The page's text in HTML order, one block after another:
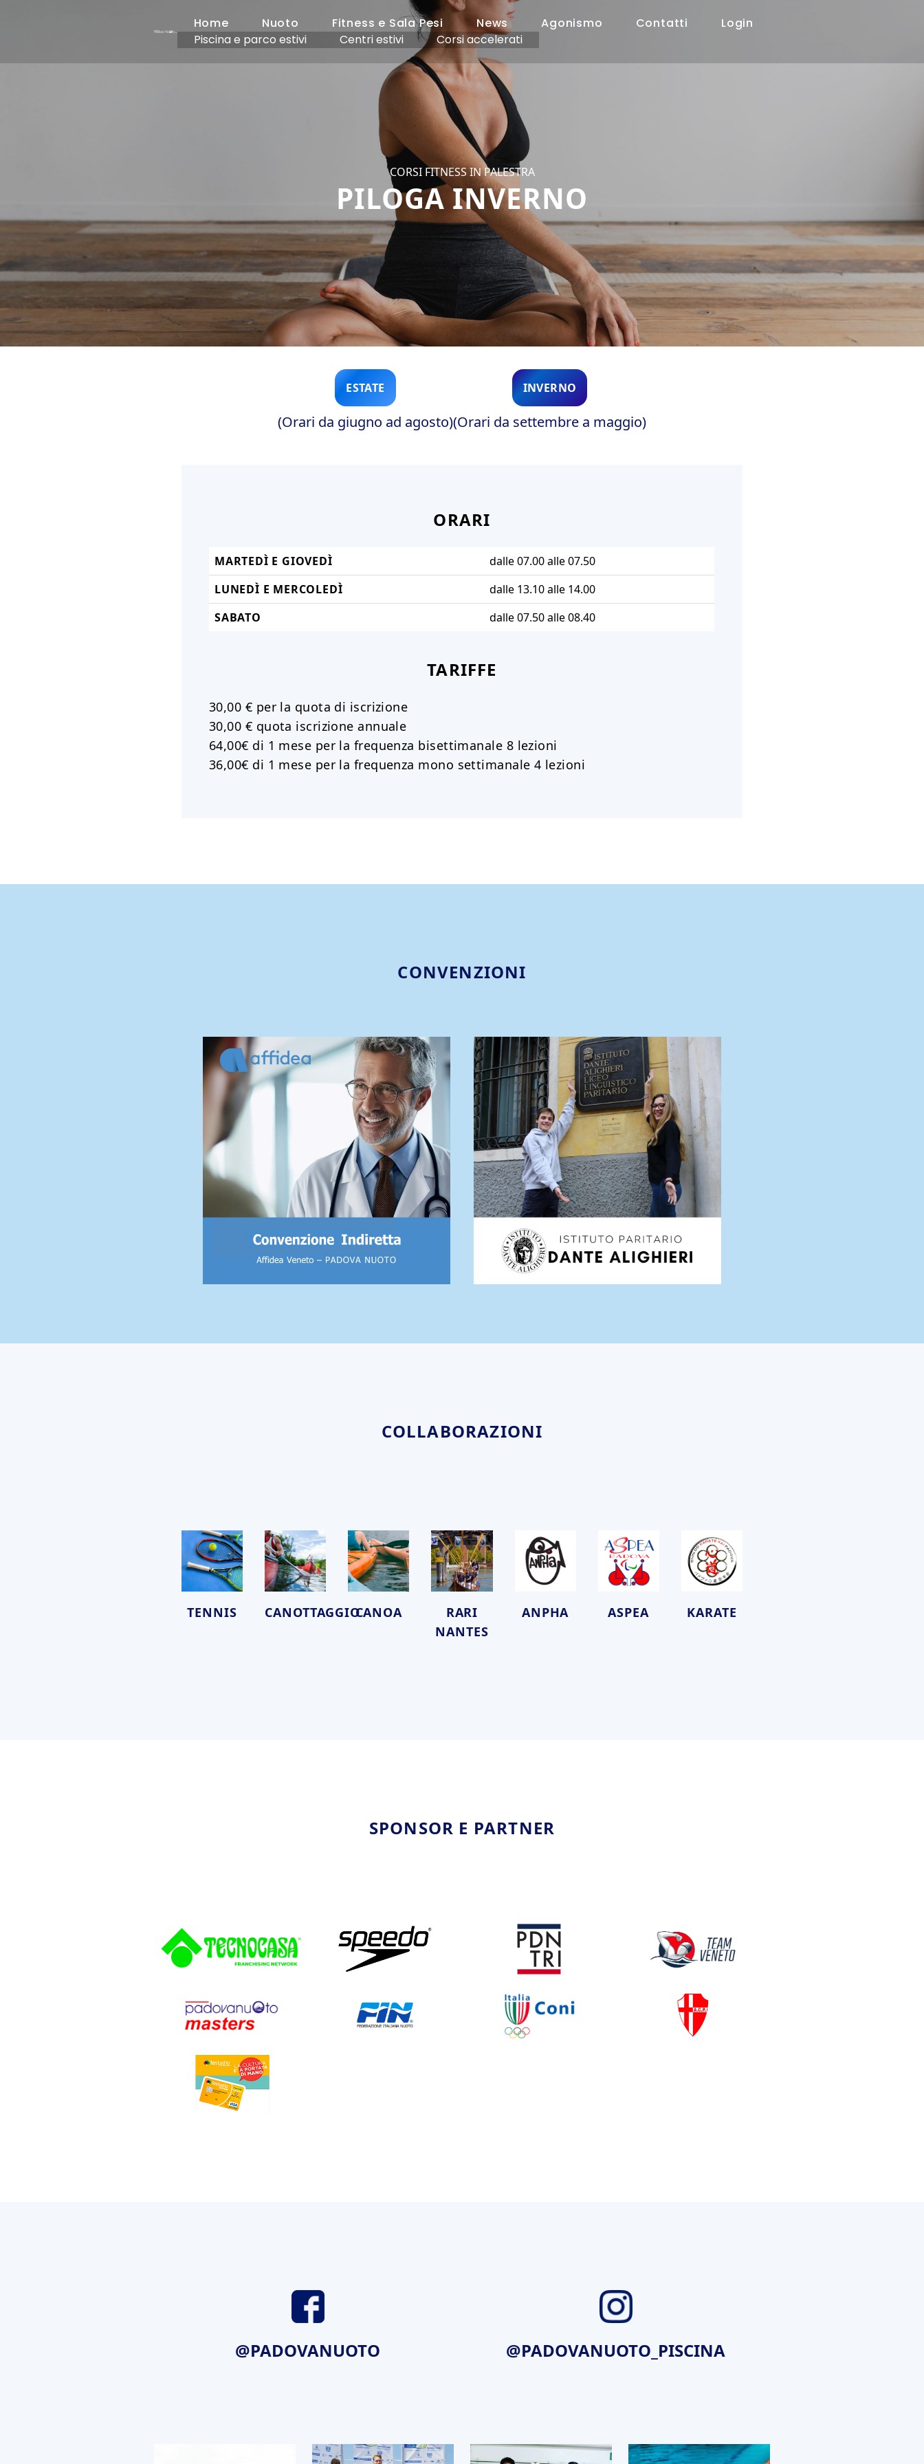
Home Nuoto Fitness e Sala Pesi News Agonismo Contatti
Login
Piscina e parco estivi
Centri estivi Corsi accelerati
CORSI FITNESS IN PALESTRA
PILOGA INVERNO
ESTATE
(Orari da giugno ad agosto)
INVERNO
(Orari da settembre a maggio)
ORARI
MARTEDÌ E GIOVEDÌ
dalle 07.00 alle 07.50
LUNEDÌ E MERCOLEDÌ
dalle 13.10 alle 14.00
SABATO
dalle 07.50 alle 08.40
TARIFFE
30,00 € per la quota di iscrizione
30,00 € quota iscrizione annuale
64,00€ di 1 mese per la frequenza bisettimanale 8 lezioni
36,00€ di 1 mese per la frequenza mono settimanale 4 lezioni
CONVENZIONI
COLLABORAZIONI
TENNIS CANOTTAGGIOCANOA
RARI
NANTES
ANPHA ASPEA KARATE
SPONSOR E PARTNER
@PADOVANUOTO @PADOVANUOTO_PISCINA